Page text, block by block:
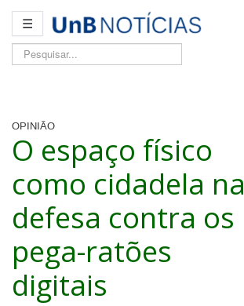
☰
Pesquisar...
OPINIÃO
O espaço físico
como cidadela na
defesa contra os
pega-ratões
digitais